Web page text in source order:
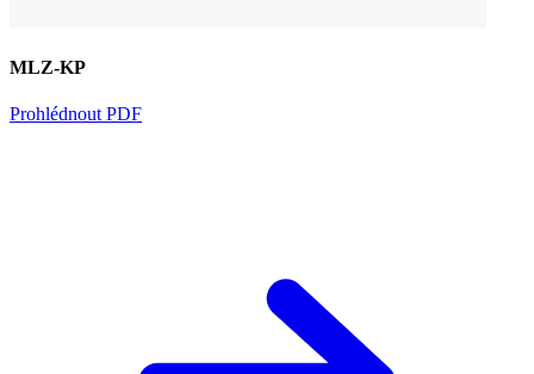
MLZ-KP
Prohlédnout PDF